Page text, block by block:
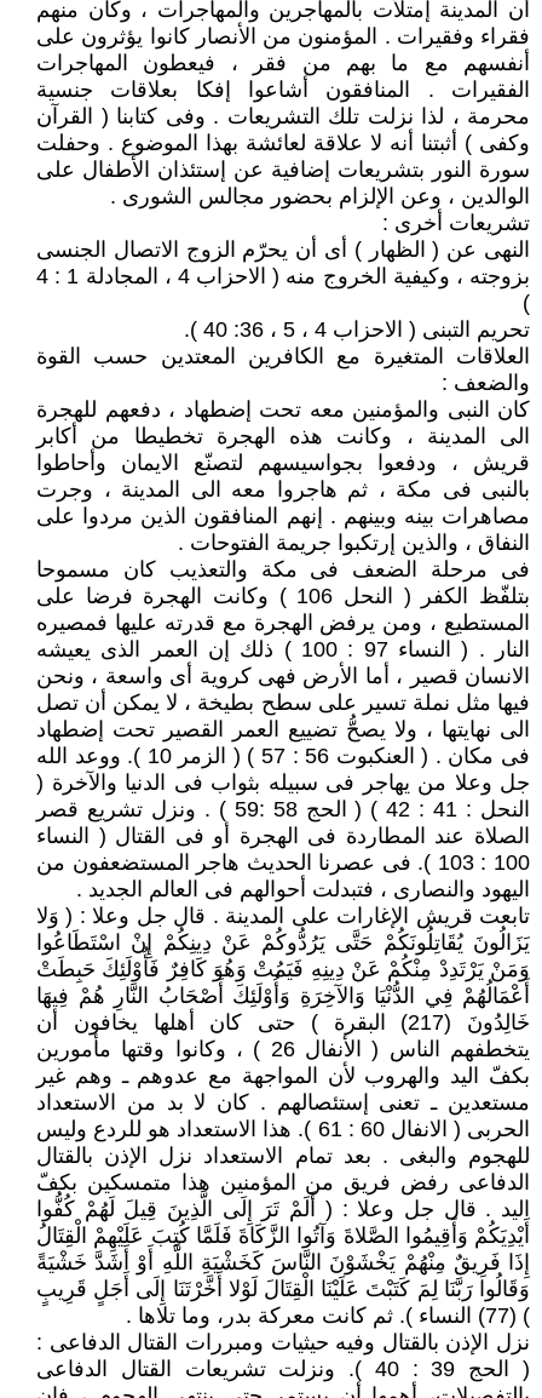
أن المدينة إمتلأت بالمهاجرين والمهاجرات ، وكان منهم
فقراء وفقيرات . المؤمنون من الأنصار كانوا يؤثرون على
أنفسهم مع ما بهم من فقر ، فيعطون المهاجرات
الفقيرات . المنافقون أشاعوا إفكا بعلاقات جنسية
محرمة ، لذا نزلت تلك التشريعات . وفى كتابنا ( القرآن
وكفى ) أثبتنا أنه لا علاقة لعائشة بهذا الموضوع . وحفلت
سورة النور بتشريعات إضافية عن إستئذان الأطفال على
الوالدين ، وعن الإلزام بحضور مجالس الشورى .
تشريعات أخرى :
النهى عن ( الظهار ) أى أن يحرّم الزوج الاتصال الجنسى
بزوجته ، وكيفية الخروج منه ( الاحزاب 4 ، المجادلة 1 : 4
)
تحريم التبنى ( الاحزاب 4 ، 5 ، 36: 40 ).
العلاقات المتغيرة مع الكافرين المعتدين حسب القوة
والضعف :
كان النبى والمؤمنين معه تحت إضطهاد ، دفعهم للهجرة
الى المدينة ، وكانت هذه الهجرة تخطيطا من أكابر
قريش ، ودفعوا بجواسيسهم لتصنّع الايمان وأحاطوا
بالنبى فى مكة ، ثم هاجروا معه الى المدينة ، وجرت
مصاهرات بينه وبينهم . إنهم المنافقون الذين مردوا على
النفاق ، والذين إرتكبوا جريمة الفتوحات .
فى مرحلة الضعف فى مكة والتعذيب كان مسموحا
بتلفّظ الكفر ( النحل 106 ) وكانت الهجرة فرضا على
المستطيع ، ومن يرفض الهجرة مع قدرته عليها فمصيره
النار . ( النساء 97 : 100 ) ذلك إن العمر الذى يعيشه
الانسان قصير ، أما الأرض فهى كروية أى واسعة ، ونحن
فيها مثل نملة تسير على سطح بطيخة ، لا يمكن أن تصل
الى نهايتها ، ولا يصحُّ تضييع العمر القصير تحت إضطهاد
فى مكان . ( العنكبوت 56 : 57 ) ( الزمر 10 ). ووعد الله
جل وعلا من يهاجر فى سبيله بثواب فى الدنيا والآخرة (
النحل : 41 : 42 ) ( الحج 58 :59 ) . ونزل تشريع قصر
الصلاة عند المطاردة فى الهجرة أو فى القتال ( النساء
100 : 103 ). فى عصرنا الحديث هاجر المستضعفون من
اليهود والنصارى ، فتبدلت أحوالهم فى العالم الجديد .
تابعت قريش الإغارات على المدينة . قال جل وعلا : ( وَلا
يَزَالُونَ يُقَاتِلُونَكُمْ حَتَّى يَرُدُّوكُمْ عَنْ دِينِكُمْ إِنْ اسْتَطَاعُوا
وَمَنْ يَرْتَدِدْ مِنْكُمْ عَنْ دِينِهِ فَيَمُتْ وَهُوَ كَافِرٌ فَأُوْلَئِكَ حَبِطَتْ
أَعْمَالُهُمْ فِي الدُّنْيَا وَالآخِرَةِ وَأُوْلَئِكَ أَصْحَابُ النَّارِ هُمْ فِيهَا
خَالِدُونَ (217) البقرة ) حتى كان أهلها يخافون أن
يتخطفهم الناس ( الأنفال 26 ) ، وكانوا وقتها مأمورين
بكفّ اليد والهروب لأن المواجهة مع عدوهم ـ وهم غير
مستعدين ـ تعنى إستئصالهم . كان لا بد من الاستعداد
الحربى ( الانفال 60 : 61 ). هذا الاستعداد هو للردع وليس
للهجوم والبغى . بعد تمام الاستعداد نزل الإذن بالقتال
الدفاعى رفض فريق من المؤمنين هذا متمسكين بكفّ
اليد . قال جل وعلا : ( أَلَمْ تَرَ إِلَى الَّذِينَ قِيلَ لَهُمْ كُفُّوا
أَيْدِيَكُمْ وَأَقِيمُوا الصَّلاةَ وَآتُوا الزَّكَاةَ فَلَمَّا كُتِبَ عَلَيْهِمْ الْقِتَالُ
إِذَا فَرِيقٌ مِنْهُمْ يَخْشَوْنَ النَّاسَ كَخَشْيَةِ اللَّهِ أَوْ أَشَدَّ خَشْيَةً
وَقَالُوا رَبَّنَا لِمَ كَتَبْتَ عَلَيْنَا الْقِتَالَ لَوْلا أَخَّرْتَنَا إِلَى أَجَلٍ قَرِيبٍ
) (77) النساء ). ثم كانت معركة بدر، وما تلاها .
نزل الإذن بالقتال وفيه حيثيات ومبررات القتال الدفاعى :
( الحج 39 : 40 ). ونزلت تشريعات القتال الدفاعى